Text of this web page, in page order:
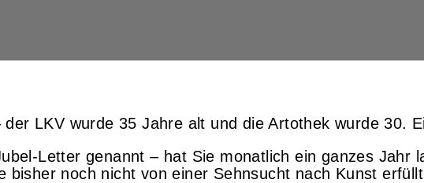
LKV wurde 35 Jahre alt und die Artothek wurde 30.
Letter genannt – hat Sie monatlich ein ganzes Jahr
noch nicht von einer Sehnsucht nach Kunst